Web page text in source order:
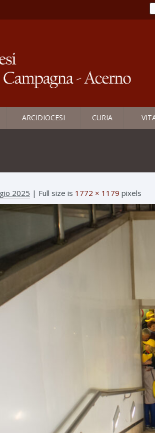
ARCIDIOCESI CURIA
2025 | Full size is 1772 × 1179 pixels